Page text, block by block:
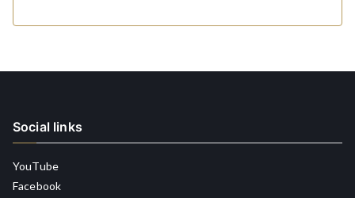
Social links
YouTube
Facebook